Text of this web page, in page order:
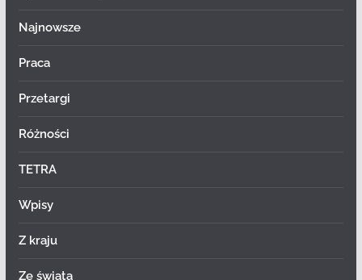
Najnowsze
Praca
Przetargi
Różności
TETRA
Wpisy
Z kraju
Ze świata